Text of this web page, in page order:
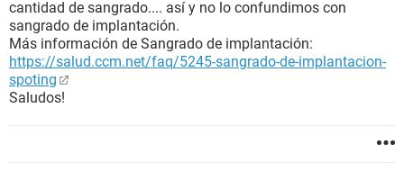
cantidad de sangrado.... así y no lo confundimos con
sangrado de implantación.
Más información de Sangrado de implantación:
https://salud.ccm.net/faq/5245-sangrado-de-implantacion-
spoting
Saludos!